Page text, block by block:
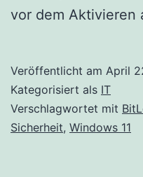
vor dem Aktivieren
Veröffentlicht am April
Kategorisiert als IT
Verschlagwortet mit
Sicherheit, Windows 11